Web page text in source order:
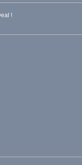
!